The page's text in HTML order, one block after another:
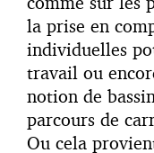
la prise en
individuelles
travail ou
notion de
parcours de
Ou cela